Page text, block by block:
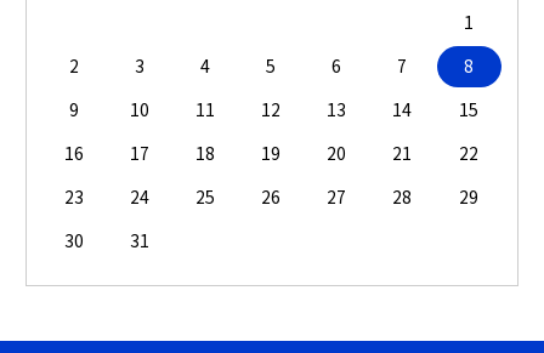
1
2
3 4 5 6 7
8
9
10 11 12 13 14
15
16
17 18 19 20 21
22
23
24 25 26 27 28
29
30
31